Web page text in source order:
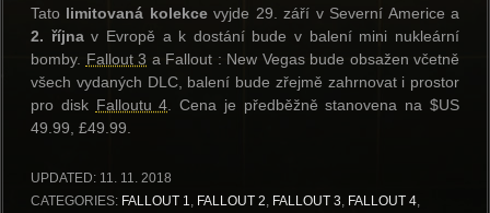
Tato limitovaná kolekcevyjde 29. září v Severní Americe a
2. říjnav Evropě a k dostání bude v balení mini nukleární
bomby. Fallout 3 a Fallout : New Vegas bude obsažen včetně
všech vydaných DLC, balení bude zřejmě zahrnovat i prostor
pro disk Falloutu 4 . Cena je předběžně stanovena na $US
49.99, £49.99.
UPDATED: 11. 11. 2018
CATEGORIES: FALLOUT 1, FALLOUT 2, FALLOUT 3, FALLOUT 4,